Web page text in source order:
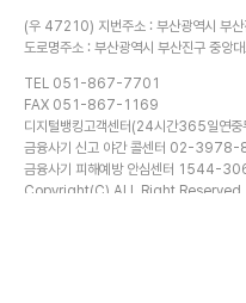
(우 47210) 지번주소 : 부산광역시 부
도로명주소 : 부산광역시 부산진구 중앙
TEL 051-867-7701
FAX 051-867-1169
디지털뱅킹고객센터(24시간365일
금융사기 신고 야간 콜센터 02-
금융사기 피해예방 안심센터 1544-
Copyright(C) ALL Right Reserved.